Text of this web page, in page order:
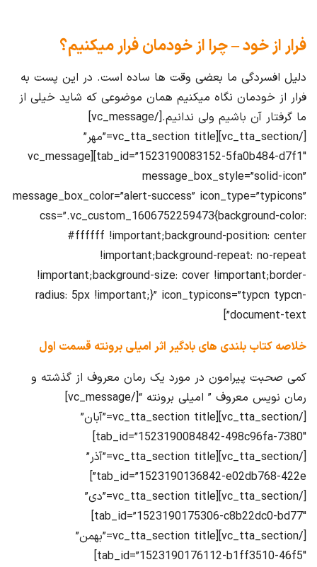
فرار از خود – چرا از خودمان فرار میکنیم؟
دلیل افسردگی ما بعضی وقت ها ساده است. در این پست به
فرار از خودمان نگاه میکنیم همان موضوعی که شاید خیلی از
ما گرفتار آن باشیم ولی ندانیم.[/vc_message]
[/vc_tta_section][vc_tta_section title=”مهر”
tab_id=”1523190083152-5fa0b484-d7f1″][vc_message
message_box_style=”solid-icon”
message_box_color=”alert-success” icon_type=”typicons”
css=”.vc_custom_1606752259473{background-color:
#ffffff !important;background-position: center
!important;background-repeat: no-repeat
!important;background-size: cover !important;border-
radius: 5px !important;}” icon_typicons=”typcn typcn-
document-text”]
خلاصه کتاب بلندی های بادگیر اثر امیلی برونته قسمت اول
کمی صحبت پیرامون در مورد یک رمان معروف از گذشته و
رمان نویس معروف ” امیلی برونته “[/vc_message]
[/vc_tta_section][vc_tta_section title=”آبان”
tab_id=”1523190084842-498c96fa-7380″]
[/vc_tta_section][vc_tta_section title=”آذر”
tab_id=”1523190136842-e02db768-422e”]
[/vc_tta_section][vc_tta_section title=”دی”
tab_id=”1523190175306-c8b22dc0-bd77″]
[/vc_tta_section][vc_tta_section title=”بهمن”
tab_id=”1523190176112-b1ff3510-46f5″]